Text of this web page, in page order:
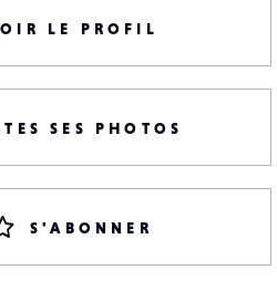
LE PROFIL
SES PHOTOS
S'ABONNER